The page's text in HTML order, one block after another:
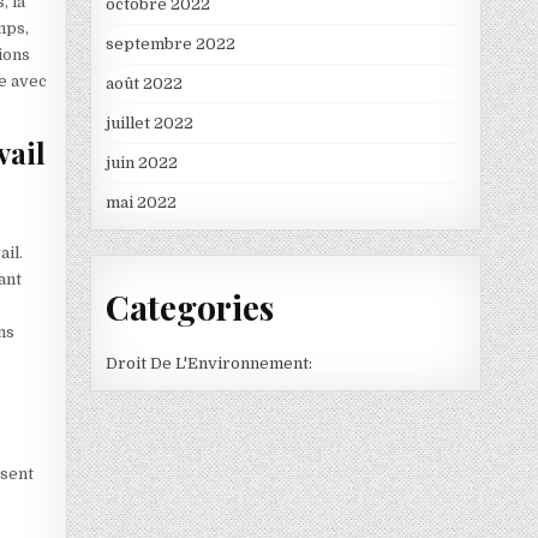
avec
octobre 2022
septembre 2022
août 2022
juillet 2022
juin 2022
mai 2022
Categories
Droit De L'Environnement: